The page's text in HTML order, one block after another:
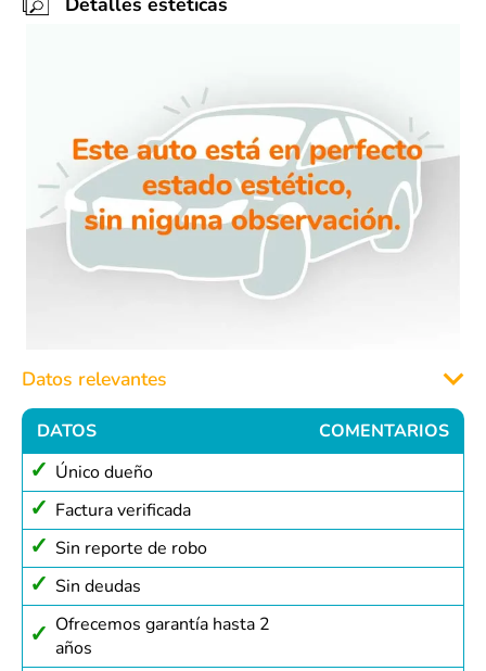
Datos relevantes
DATOS
COMENTARIOS
Único dueño
Factura verificada
Sin reporte de robo
Sin deudas
Ofrecemos garantía hasta 2
años